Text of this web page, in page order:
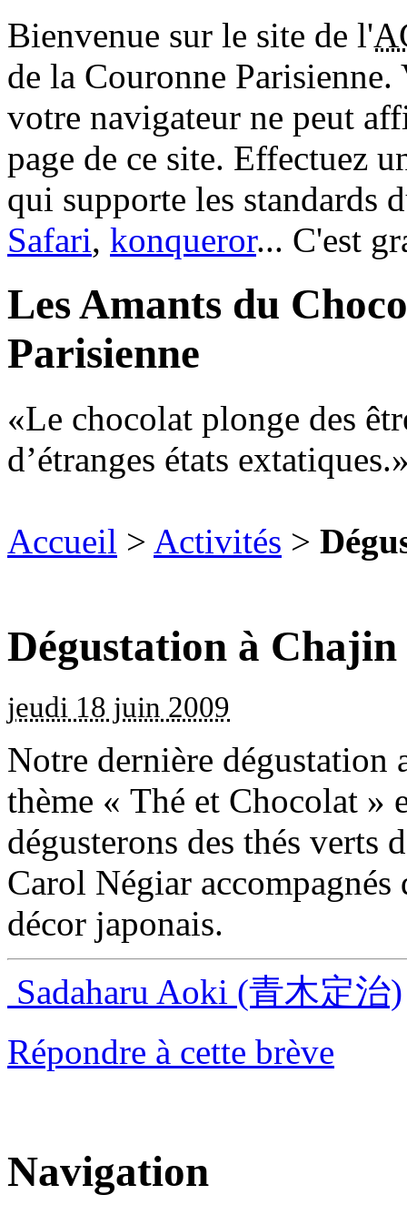
Bienvenue sur le site de l'
de la Couronne Parisienne.
votre navigateur ne peut
page de ce site. Effectuez
qui supporte les standards
Safari, konqueror... C'est
Les Amants du
Parisienne
Le chocolat plonge des
d’étranges états extatiques.
Accueil > Activités >
Dégustation à Chajin
jeudi 18 juin 2009
Notre dernière dégustation
thème « Thé et Chocolat »
dégusterons des thés verts
Carol Négiar
décor japonais.
Sadaharu Aoki (青木定治)
Répondre à cette brève
Navigation